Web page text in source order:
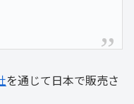
を通じて日本で販売さ